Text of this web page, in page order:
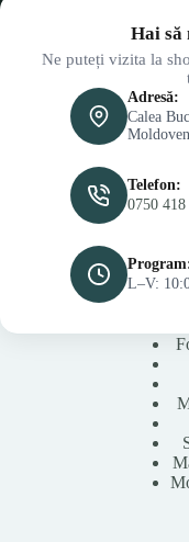
Hai să
Ne puteți vizita la
Adresă:
Calea
Telefon:
0750 418
L–V: